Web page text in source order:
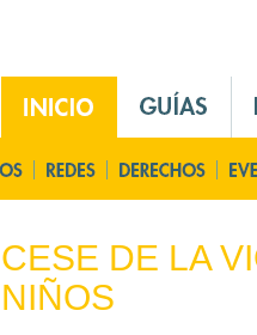
n
M
n
u
CESE DE LA
NIÑOS